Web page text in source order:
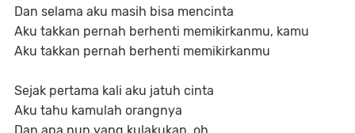
Dan selama aku masih bisa mencinta
Aku takkan pernah berhenti memikirkanmu, kamu
Aku takkan pernah berhenti memikirkanmu
Sejak pertama kali aku jatuh cinta
Aku tahu kamulah orangnya